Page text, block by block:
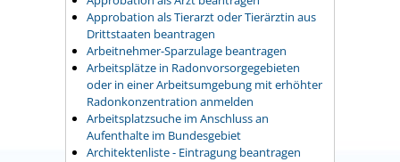
Approbation als Tierarzt oder Tierärztin aus
Drittstaaten beantragen
Arbeitnehmer-Sparzulage beantragen
Arbeitsplätze in Radonvorsorgegebieten
oder in einer Arbeitsumgebung mit erhöhter
Radonkonzentration anmelden
Arbeitsplatzsuche im Anschluss an
Aufenthalte im Bundesgebiet
Architektenliste - Eintragung beantragen